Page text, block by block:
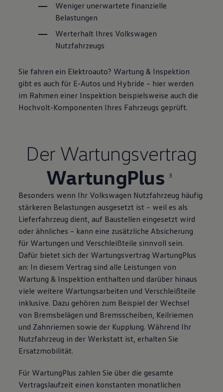
Weniger unerwartete finanzielle
Belastungen
Werterhalt Ihres Volkswagen
Nutzfahrzeugs
Sie fahren ein Elektroauto? Wartung & Inspektion
gibt es auch für E-Autos und Hybride – hier werden
im Rahmen einer Inspektion beispielsweise auch die
Hochvolt-Komponenten Ihres Fahrzeugs geprüft.
Der Wartungsvertrag
WartungPlus
3
Besonders wenn Ihr Volkswagen Nutzfahrzeug häufig
stärkeren Belastungen ausgesetzt ist – weil es als
Lieferfahrzeug dient, auf Baustellen eingesetzt wird
oder ähnliches – kann eine zusätzliche Absicherung
für Wartungen und Verschleißteile sinnvoll sein.
Dafür bietet sich der Wartungsvertrag WartungPlus
an: In diesem Vertrag sind alle Leistungen von
Wartung & Inspektion enthalten und darüber hinaus
viele weitere Wartungsarbeiten und Verschleißteile
inklusive. Dazu gehören zum Beispiel der Wechsel
von Bremsbelägen und Bremsscheiben, Keilriemen
und Zahnriemen sowie der Kupplung. Während Ihr
Nutzfahrzeug in der Werkstatt ist, erhalten Sie
Ersatzmobilität.
Für WartungPlus zahlen Sie über die gesamte
Vertragslaufzeit einen konstanten monatlichen